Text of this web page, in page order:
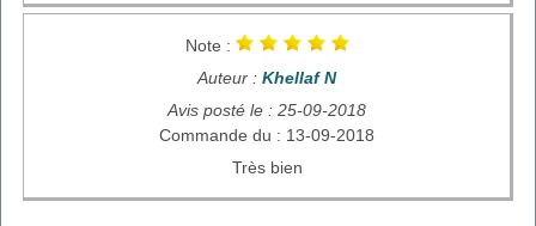
Note :
Auteur : Khellaf N
Avis posté le : 25-09-2018
Commande du : 13-09-2018
Très bien